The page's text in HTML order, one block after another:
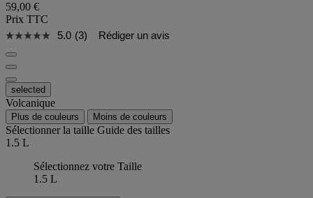
59,00 €
Prix TTC
5.0 (3) Rédiger un avis
selected
Volcanique
Plus de couleurs Moins de couleurs
Sélectionner la taille Guide des tailles
1.5 L
Sélectionnez votre Taille
1.5 L